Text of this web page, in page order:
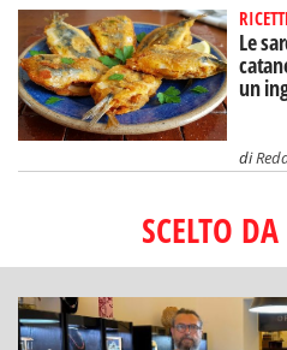
Le
un
di
SCELTO